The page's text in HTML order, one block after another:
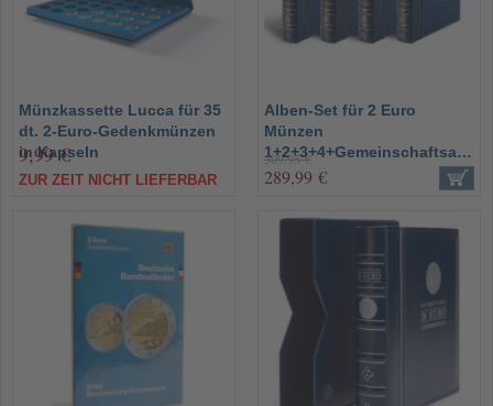
Münzkassette Lucca für 35
dt. 2-Euro-Gedenkmünzen
in Kapseln
9,99 €
ZUR ZEIT NICHT LIEFERBAR
Alben-Set für 2 Euro
Münzen
1+2+3+4+Gemeinschaftsausgaben
309,95 €
289,99 €